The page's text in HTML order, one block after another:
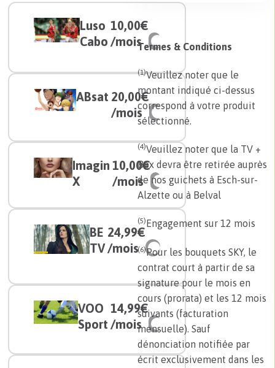
Luso
Cabo
10,00€
/mois
ABsat 20,00€
/mois
Imagin
X
10,00€
/mois
BE
TV
24,99€
/mois
VOO
Sport
14,99€
/mois
Termes & Conditions
(1)Veuillez noter que le
montant indiqué ci-dessus
correspond à votre produit
sélectionné.
(4)Veuillez noter que la TV +
Box devra être retirée auprès
de nos guichets à Esch-sur-
Alzette ou à Belval
(5) Engagement sur 12 mois
(6)Pour les bouquets SKY, le
contrat court à partir de sa
signature pour le mois en
cours (prorata) et les 12 mois
suivants (facturation
mensuelle). Sauf
dénonciation notifiée par
écrit exclusivement dans les